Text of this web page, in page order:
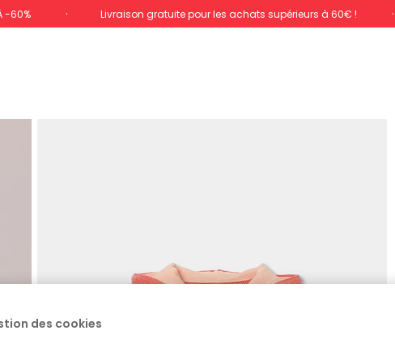
-60% Livraison gratuite pour les achats supérieurs à 60€ !
des cookies